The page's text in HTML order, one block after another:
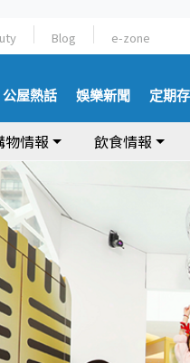
Blog e-zone
公屋熱話 娛樂新聞 定期
物情報 飲食情報